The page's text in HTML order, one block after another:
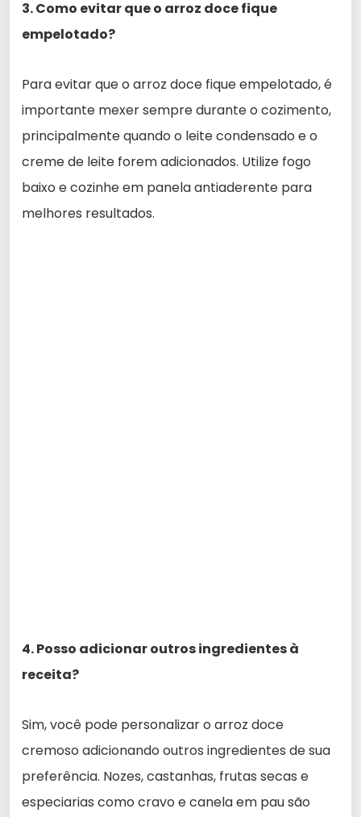
3. Como evitar que o arroz doce fique
empelotado?
Para evitar que o arroz doce fique empelotado, é
importante mexer sempre durante o cozimento,
principalmente quando o leite condensado e o
creme de leite forem adicionados. Utilize fogo
baixo e cozinhe em panela antiaderente para
melhores resultados.
4. Posso adicionar outros ingredientes à
receita?
Sim, você pode personalizar o arroz doce
cremoso adicionando outros ingredientes de sua
preferência. Nozes, castanhas, frutas secas e
especiarias como cravo e canela em pau são